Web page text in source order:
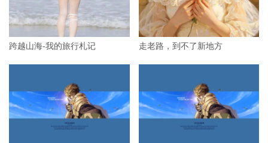
跨越山海-我的旅行札记 走老路，到不了新地方